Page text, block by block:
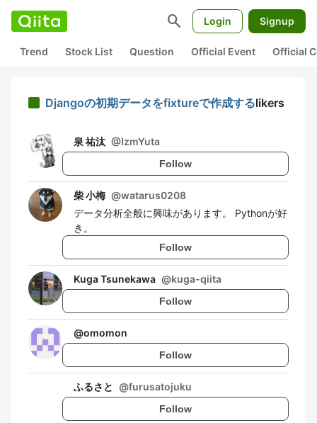
search Login Signup
Trend Stock List Question Official Event Official
Djangoの初期データをfixtureで作成するlikers
泉 祐汰 @IzmYuta
Follow
柴 小梅 @watarus0208
データ分析全般に興味があります。 Pythonが好
き。
Follow
Kuga Tsunekawa @kuga-qiita
Follow
@omomon
Follow
ふるさと @furusatojuku
Follow